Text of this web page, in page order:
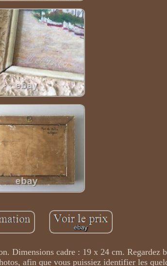
Dimensions cadre : 19 x 24 cm. Regardez
afin que vous puissiez identifier les